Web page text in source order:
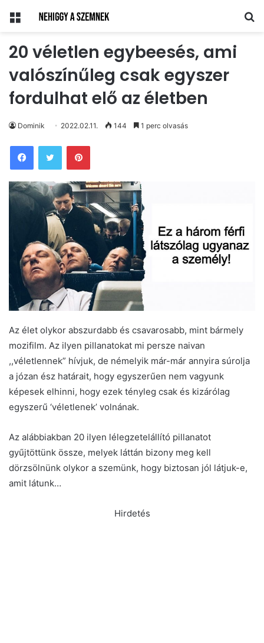
Menü
20 véletlen egybeesés, ami
valószínűleg csak egyszer
fordulhat elő az életben
Dominik 2022.02.11. 144 1 perc olvasás
Pinterest
Az élet olykor abszurdabb és csavarosabb, mint bármely
mozifilm. Az ilyen pillanatokat mi persze naivan
,,véletlennek” hívjuk, de némelyik már-már annyira súrolja
a józan ész határait, hogy egyszerűen nem vagyunk
képesek elhinni, hogy ezek tényleg csak és kizárólag
egyszerű ‘véletlenek’ volnának.
Az alábbiakban 20 ilyen lélegzetelállító pillanatot
gyűjtöttünk össze, melyek láttán bizony meg kell
dörzsölnünk olykor a szemünk, hogy biztosan jól látjuk-e,
amit látunk…
Hirdetés